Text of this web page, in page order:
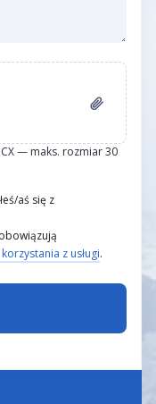
— maks. rozmiar 30
aś się z
z usługi.